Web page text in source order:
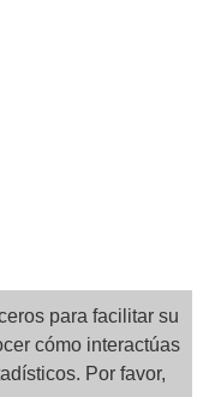
para facilitar su
cómo interactúas
Por favor,